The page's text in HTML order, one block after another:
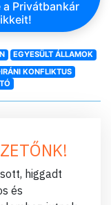
Privátbankár
EGYESÜLT ÁLLAMOK
KONFLIKTUS
higgadt
és